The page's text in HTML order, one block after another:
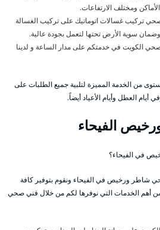
ومختلف الارتفاعات.
تركيب غسالات اتوماتيك على تركيب الغسالة
سوية الأرض تحتها لتعمل بجودة عالية.
الكويت في خدمتكم على مدار الساعة و لدينا
من الخدمة المميزة لتلبية جميع الطلبات على
الفيحاء
في الفيحاء؟
شاطر ورخيص في الفيحاء ونقوم بتوفير كافة
أهم الخدمات التي نوفرها لكم من خلال فني صحي